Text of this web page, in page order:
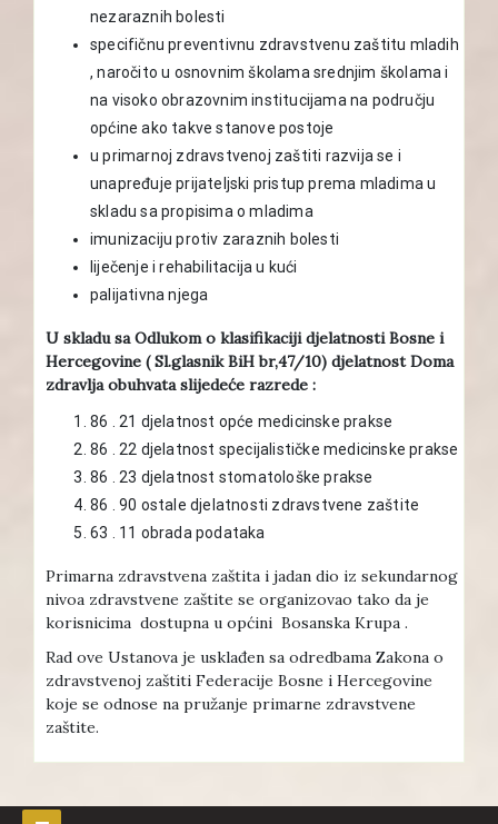
nezaraznih bolesti
specifičnu preventivnu zdravstvenu zaštitu mladih
, naročito u osnovnim školama srednjim školama i
na visoko obrazovnim institucijama na području
općine ako takve stanove postoje
u primarnoj zdravstvenoj zaštiti razvija se i
unapređuje prijateljski pristup prema mladima u
skladu sa propisima o mladima
imunizaciju protiv zaraznih bolesti
liječenje i rehabilitacija u kući
palijativna njega
U skladu sa Odlukom o klasifikaciji djelatnosti Bosne i
Hercegovine ( Sl.glasnik BiH br,47/10) djelatnost Doma
zdravlja obuhvata slijedeće razrede :
86 . 21 djelatnost opće medicinske prakse
86 . 22 djelatnost specijalističke medicinske prakse
86 . 23 djelatnost stomatološke prakse
86 . 90 ostale djelatnosti zdravstvene zaštite
63 . 11 obrada podataka
Primarna zdravstvena zaštita i jadan dio iz sekundarnog
nivoa zdravstvene zaštite se organizovao tako da je
korisnicima dostupna u općini Bosanska Krupa .
Rad ove Ustanova je usklađen sa odredbama Zakona o
zdravstvenoj zaštiti Federacije Bosne i Hercegovine
koje se odnose na pružanje primarne zdravstvene
zaštite.